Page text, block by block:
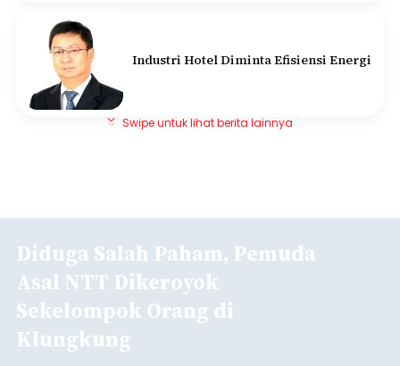
Industri Hotel Diminta Efisiensi Energi
Swipe untuk lihat berita lainnya
Diduga Salah Paham, Pemuda
Asal NTT Dikeroyok
Sekelompok Orang di
Klungkung